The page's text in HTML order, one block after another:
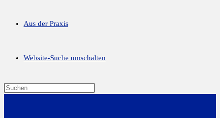
Aus der Praxis
Website-Suche umschalten